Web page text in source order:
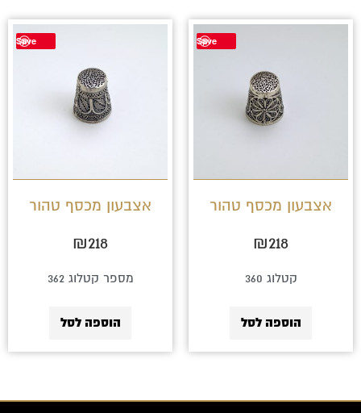
Save
אצבעון מכסף טהור
₪218
קטלוג 360
הוספה לסל
Save
אצבעון מכסף טהור
₪218
מספר קטלוג 362
הוספה לסל